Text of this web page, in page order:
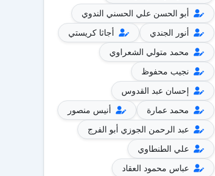
أبو الحسن علي الحسني الندوي
أنور الجندي
أجاثا كريستي
محمد متولي الشعراوي
نجيب محفوظ
إحسان عبد القدوس
محمد عمارة
أنيس منصور
عبد الرحمن الجوزي أبو الفرج
علي الطنطاوي
عباس محمود العقاد